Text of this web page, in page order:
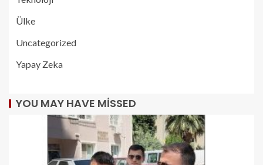
Ülke
Uncategorized
Yapay Zeka
YOU MAY HAVE MISSED